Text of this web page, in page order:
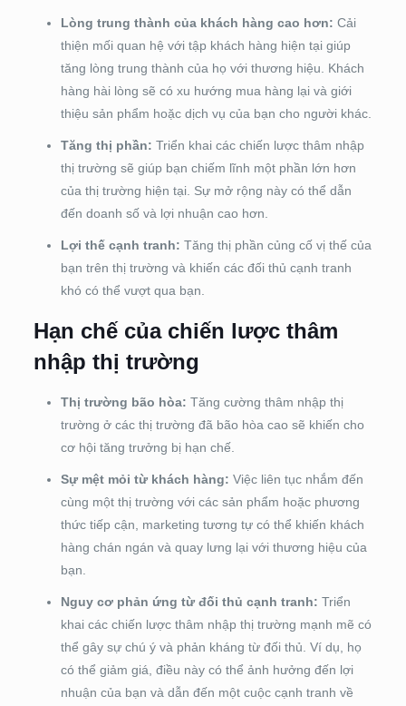
Lòng trung thành của khách hàng cao hơn: Cải
thiện mối quan hệ với tập khách hàng hiện tại giúp
tăng lòng trung thành của họ với thương hiệu. Khách
hàng hài lòng sẽ có xu hướng mua hàng lại và giới
thiệu sản phẩm hoặc dịch vụ của bạn cho người khác.
Tăng thị phần: Triển khai các chiến lược thâm nhập
thị trường sẽ giúp bạn chiếm lĩnh một phần lớn hơn
của thị trường hiện tại. Sự mở rộng này có thể dẫn
đến doanh số và lợi nhuận cao hơn.
Lợi thế cạnh tranh: Tăng thị phần củng cố vị thế của
bạn trên thị trường và khiến các đối thủ cạnh tranh
khó có thể vượt qua bạn.
Hạn chế của chiến lược thâm
nhập thị trường
Thị trường bão hòa: Tăng cường thâm nhập thị
trường ở các thị trường đã bão hòa cao sẽ khiến cho
cơ hội tăng trưởng bị hạn chế.
Sự mệt mỏi từ khách hàng: Việc liên tục nhắm đến
cùng một thị trường với các sản phẩm hoặc phương
thức tiếp cận, marketing tương tự có thể khiến khách
hàng chán ngán và quay lưng lại với thương hiệu của
bạn.
Nguy cơ phản ứng từ đối thủ cạnh tranh: Triển
khai các chiến lược thâm nhập thị trường mạnh mẽ có
thể gây sự chú ý và phản kháng từ đối thủ. Ví dụ, họ
có thể giảm giá, điều này có thể ảnh hưởng đến lợi
nhuận của bạn và dẫn đến một cuộc cạnh tranh về